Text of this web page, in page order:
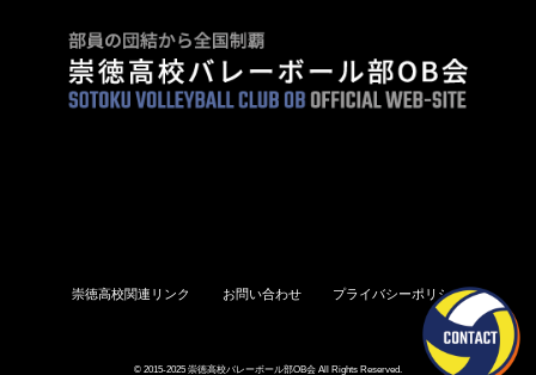
崇徳高校関連リンク お問い合わせ プライバシーポリシー
© 2015-2025 崇徳高校バレーボール部OB会 All Rights Reserved.